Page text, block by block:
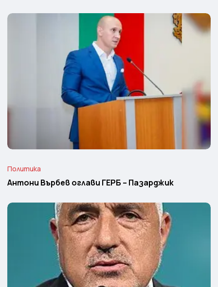
Политика
Антони Върбев оглави ГЕРБ – Пазарджик